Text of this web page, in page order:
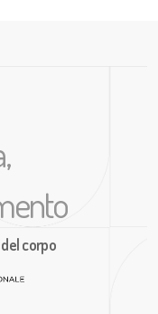
corpo